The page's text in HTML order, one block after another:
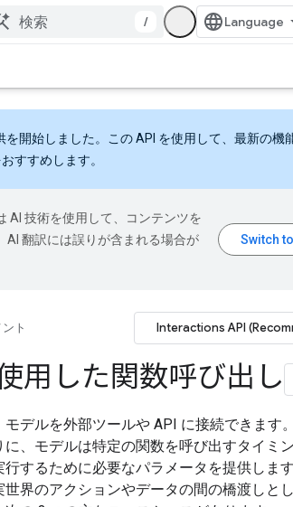
/
を開始しました。この API を使用して、最新の機
すすめします。
AI 技術を使用して、コンテンツを
AI 翻訳には誤りが含まれる場合が
ト Interactions API
用した関数呼び出し
デルを外部ツールや API に接続できます
、モデルは特定の関数を呼び出すタイミ
するために必要なパラメータを提供しま
界のアクションやデータの間の橋渡しと